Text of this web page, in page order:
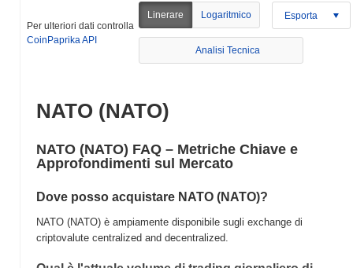
Per ulteriori dati controlla
CoinPaprika API
Linerare Logaritmico Esporta
Analisi Tecnica
NATO (NATO)
NATO (NATO) FAQ – Metriche Chiave e
Approfondimenti sul Mercato
Dove posso acquistare NATO (NATO)?
NATO (NATO) è ampiamente disponibile sugli exchange di
criptovalute centralized and decentralized.